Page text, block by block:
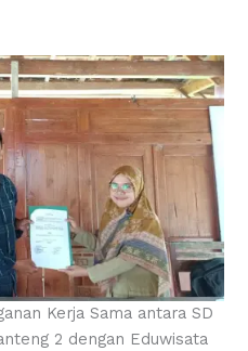
Kerja Sama antara SD
2 dengan Eduwisata